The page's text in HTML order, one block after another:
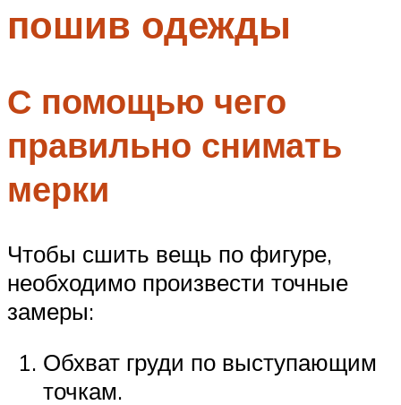
Меню
пошив одежды
С помощью чего
правильно снимать
мерки
Чтобы сшить вещь по фигуре,
необходимо произвести точные
замеры:
Обхват груди по выступающим
точкам.